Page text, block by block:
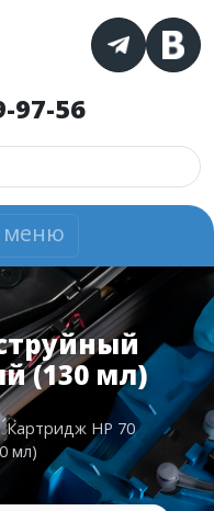
97-56
меню
(130 мл)
Картридж HP 70
мл)